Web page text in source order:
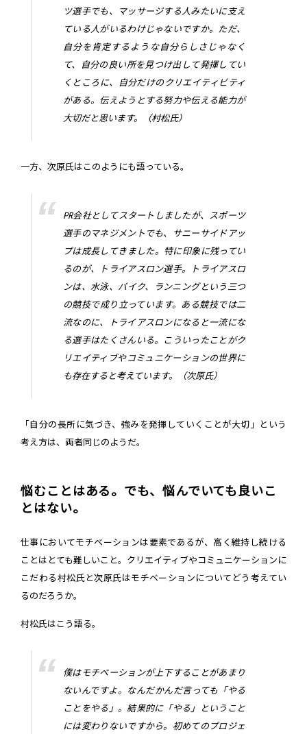
ツ選手でも、マッサージする人みたいに支え
ている人がいるわけじゃないですか。ただ、
自分を肯定するような自分らしさじゃなく
て、自分の良い所を見つけ出して発揮してい
くところに、自分だけのクリエイティビティ
がある。伝えようとする努力や伝える能力が
大切だと思います。（村松氏）
一方、次原氏はこのようにも語っている。
PR会社としてスタートしましたが、スポーツ
選手のマネジメントでも、サニーサイドアッ
プは成長してきました。特に印象に残ってい
るのが、トライアスロン選手。トライアスロ
ンは、水泳、バイク、ランニングという三つ
の競技で成り立っています。ある競技では二
流なのに、トライアスロンになると一流にな
る選手はたくさんいる。こういったことがク
リエイティブやコミュニケーションの世界に
も存在すると考えています。（次原氏）
「自分の長所に気づき、強みを発揮していくことが大切」という
考え方は、両者同じのようだ。
悩むことはある。でも、悩んでいても良いこ
とはない。
仕事においてモチベーションは要素であるが、高く維持し続ける
ことはとても難しいこと。クリエイティブやコミュニケーションに
こだわる村松氏と次原氏はモチベーションについてどう考えてい
るのだろうか。
村松氏はこう語る。
僕はモチベーションが上下することがあまり
ないんですよ。なんだかんだ言っても「やる
ことをやる」。結果的に「やる」ということ
には変わりないですから。初めてのプロジェ